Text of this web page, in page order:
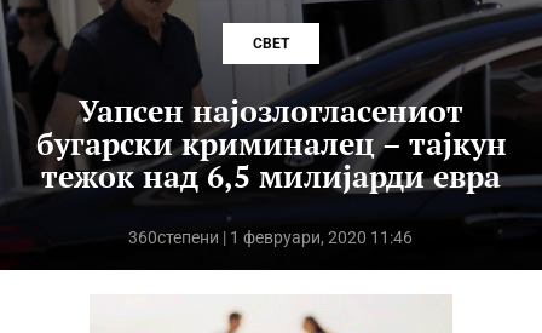
СВЕТ
Уапсен најозлогласениот
бугарски криминалец – тајкун
тежок над 6,5 милијарди евра
360степени | 1 февруари, 2020 11:46